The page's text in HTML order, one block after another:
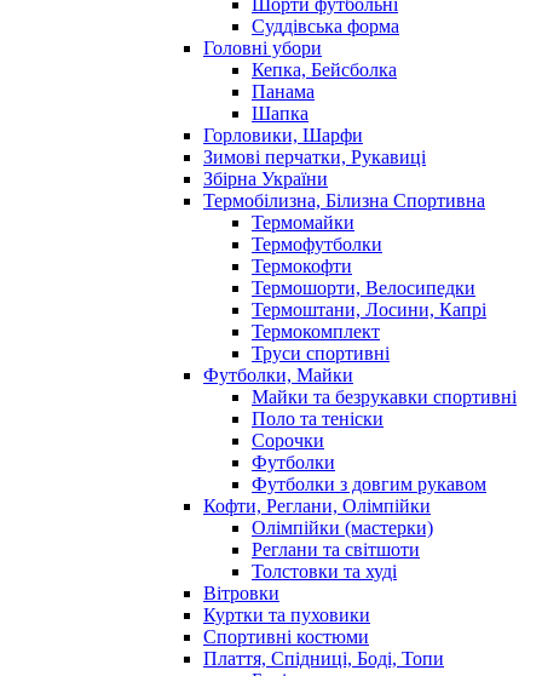
Суддівська форма
Головні убори
Кепка, Бейсболка
Панама
Шапка
Горловики, Шарфи
Зимові перчатки, Рукавиці
Збірна України
Термобілизна, Білизна Спортивна
Термомайки
Термофутболки
Термокофти
Термошорти, Велосипедки
Термоштани, Лосини, Капрі
Термокомплект
Труси спортивні
Футболки, Майки
Майки та безрукавки спортивні
Поло та теніски
Сорочки
Футболки
Футболки з довгим рукавом
Кофти, Реглани, Олімпійки
Олімпійки (мастерки)
Реглани та світшоти
Толстовки та худі
Вітровки
Куртки та пуховики
Спортивні костюми
Плаття, Спідниці, Боді, Топи